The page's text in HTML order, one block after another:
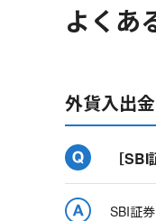
よくあ
外貨入出
［
SBI証